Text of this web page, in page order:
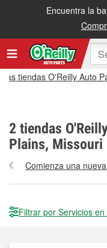
Encuentra la
las tiendas O'Reilly Auto
2 tiendas
Plains, Missouri
Comienza una
Filtrar por Servicios